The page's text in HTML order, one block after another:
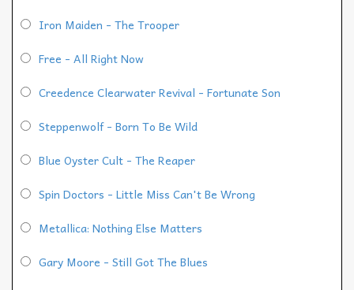
Iron Maiden - The Trooper
Free - All Right Now
Creedence Clearwater Revival - Fortunate Son
Steppenwolf - Born To Be Wild
Blue Oyster Cult - The Reaper
Spin Doctors - Little Miss Can't Be Wrong
Metallica: Nothing Else Matters
Gary Moore - Still Got The Blues